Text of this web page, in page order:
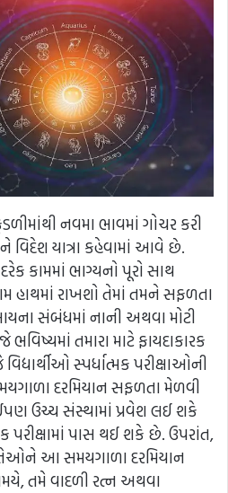
નવમા ભાવમાં ગોચર કરી
યાત્રા કહેવામાં આવે છે.
કામમાં ભાગ્યનો પૂરો સાથ
રાખશો તેમાં તમને સફળતા
સંબંધમાં નાની અથવા મોટી
તમારા માટે ફાયદાકારક
સ્પર્ધાત્મક પરીક્ષાઓની
દરમિયાન સફળતા મેળવી
ઉચ્ચ સંસ્થામાં પ્રવેશ લઈ શકે
પરીક્ષામાં પાસ થઈ શકે છે. ઉપરાંત,
આ સમયગાળા દરમિયાન
તમે વાદળી રત્ન અથવા